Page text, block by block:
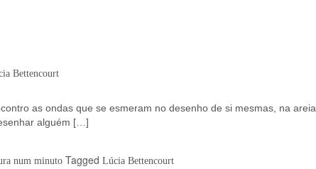
Bettencourt
as ondas que se esmeram no desenho de si mesmas, na areia
alguém […]
num minuto Tagged Lúcia Bettencourt